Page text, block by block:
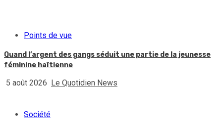
Points de vue
Quand l’argent des gangs séduit une partie de la jeunesse
féminine haïtienne
5 août 2026 Le Quotidien News
Société